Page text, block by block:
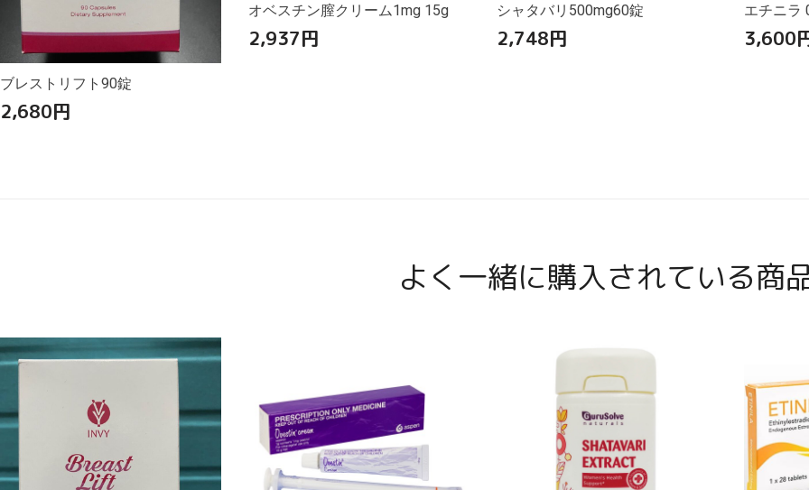
ブレストリフト90錠
2,680円
オベスチン膣クリーム1mg 15g
2,937円
シャタバリ500mg60錠
2,748円
エチニラ
3,600
よく一緒に購入されている商